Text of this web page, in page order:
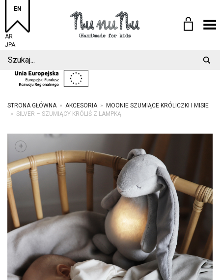
EN
AR
JPA
Toggle Menu
STRONA GŁÓWNA » AKCESORIA »
MOONIE SZUMIĄCE KRÓLICZKI I MISIE
» SILVER – SZUMIĄCY KRÓLIŚ Z LAMPKĄ
+